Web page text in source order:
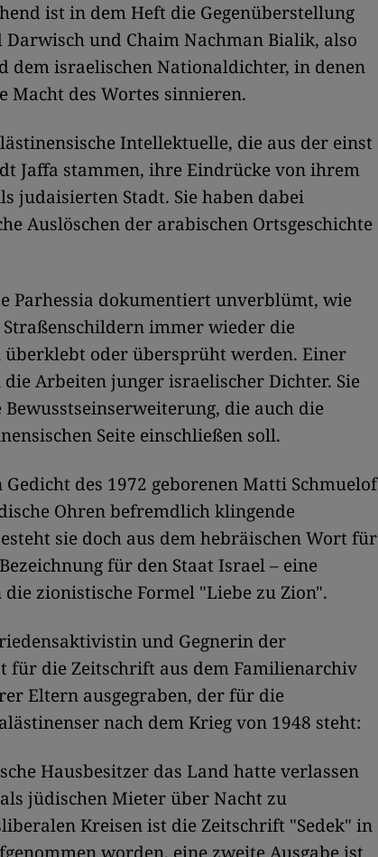
ist in dem Heft die Gegenüberstellung
und Chaim Nachman Bialik, also
dem israelischen Nationaldichter, in denen
Macht des Wortes sinnieren.
Intellektuelle, die aus der einst
Jaffa stammen, ihre Eindrücke von ihrem
judaisierten Stadt. Sie haben dabei
Auslöschen der arabischen Ortsgeschichte
Parhessia dokumentiert unverblümt, wie
immer wieder die
überklebt oder übersprüht werden. Einer
Arbeiten junger israelischer Dichter. Sie
die auch die
Seite einschließen soll.
des 1972 geborenen Matti Schmuelof
Ohren befremdlich klingende
sie doch aus dem hebräischen Wort für
für den Staat Israel – eine
zionistische Formel "Liebe zu Zion".
und Gegnerin der
für die Zeitschrift aus dem Familienarchiv
Eltern ausgegraben, der für die
nach dem Krieg von 1948 steht:
Hausbesitzer das Land hatte verlassen
jüdischen Mieter über Nacht zu
Kreisen ist die Zeitschrift "Sedek" in